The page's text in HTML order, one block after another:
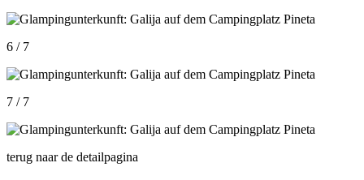
6 / 7
7 / 7
terug naar de detailpagina